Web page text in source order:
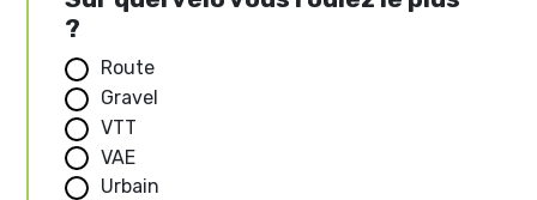
?
Route
Gravel
VTT
VAE
Urbain